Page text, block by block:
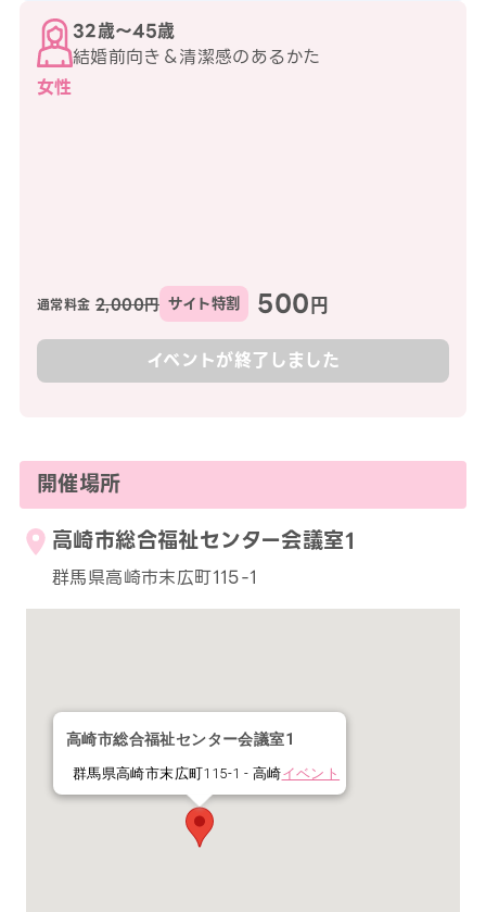
女性
32歳〜45歳
結婚前向き＆清潔感のあるかた
通常料金 2,000円 サイト特割 500円
イベントが終了しました
開催場所
高崎市総合福祉センター会議室1
群馬県高崎市末広町115-1
高崎市総合福祉センター会議室1
群馬県高崎市末広町115-1 - 高崎イベント